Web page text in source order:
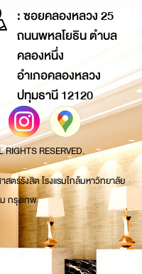
: ซอยคลองหลวง 25
ถนนพหลโยธิน ตำบล
คลองหนึ่ง
อำเภอคลองหลวง
ปทุมธานี 12120
RESERVED.
ตร์รังสิต โรงแรมใกล้มหาวิทยาลัย
กรุงเทพ